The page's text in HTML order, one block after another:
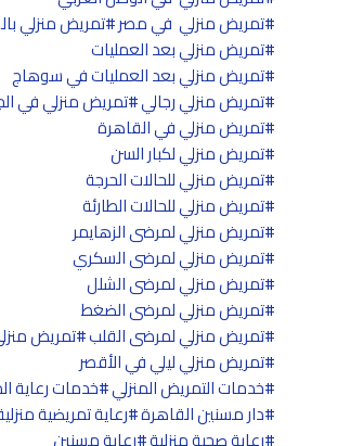
تمريض منزلي في مصر تمريض منزلي
تمريض منزلي بعد العمليات
تمريض منزلي بعد العمليات في سوهاج
تمريض منزلي رجالي تمريض منزلي في
تمريض منزلي في القاهرة
تمريض منزلي لكبار السن
تمريض منزلي للحالات الحرجة
تمريض منزلي للحالات الطارئة
تمريض منزلي لمرضى الزهايمر
تمريض منزلي لمرضى السكري
تمريض منزلي لمرضى الشلل
تمريض منزلي لمرضى الضغط
تمريض منزلي لمرضى القلب تمريض
تمريض منزلي ليلي في الأقصر
خدمات التمريض المنزلي خدمات رعاية
دار مسنين القاهرة رعاية تمريضية